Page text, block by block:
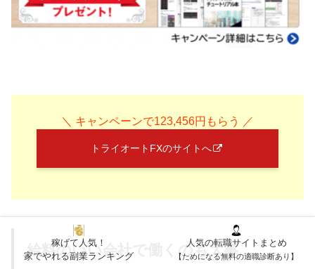
＼ キャンペーンで123,456円もらう ／
トライオートFXのサイトへ
給料のいい会社で働くのも大事
稼げて人気！
家でやれる副業ランキング
人気の転職サイトまとめ
【ためになる無料の適職診断あり】